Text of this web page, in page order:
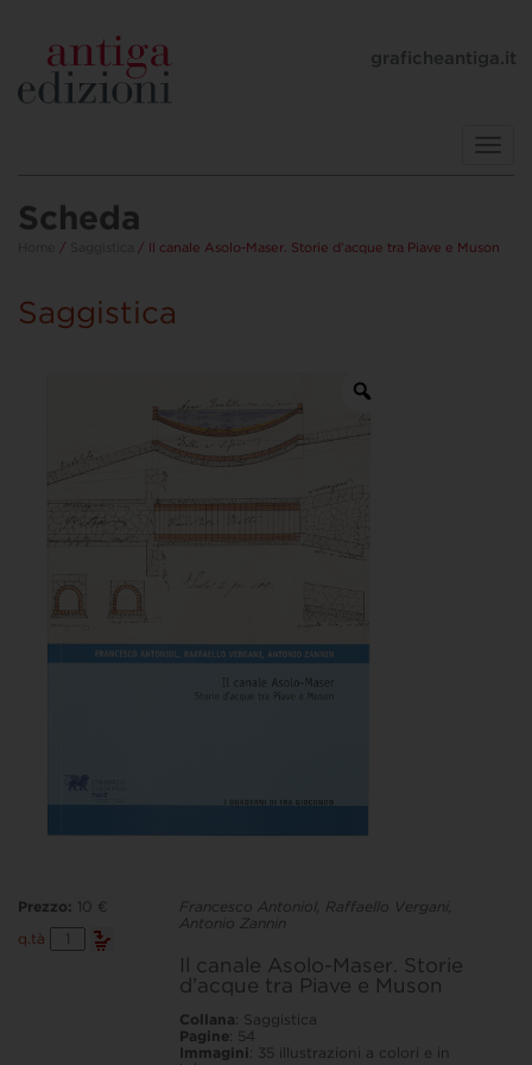
graficheantiga.it
Scheda
/ / Il canale Asolo-Maser. Storie d’acque tra Piave e Muson
Saggistica
Francesco Antoniol, Raffaello Vergani,
Antonio Zannin
Il canale Asolo-Maser. Storie
d’acque tra Piave e Muson
Collana: Saggistica
Pagine: 54
Immagini: 35 illustrazioni a colori e in
Prezzo: 10 €
q.tà
canale